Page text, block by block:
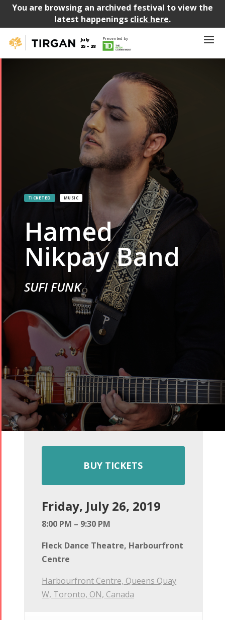
You are browsing an archived festival to view the
latest happenings click here.
July
25 – 28
Presented by
TICKETED MUSIC
Hamed
Nikpay Band
SUFI FUNK
BUY TICKETS
Friday, July 26, 2019
8:00 PM – 9:30 PM
Fleck Dance Theatre, Harbourfront
Centre
Harbourfront Centre, Queens Quay
W, Toronto, ON, Canada